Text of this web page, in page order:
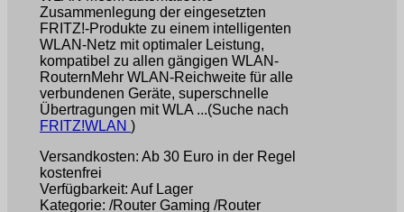
Zusammenlegung der eingesetzten
FRITZ!-Produkte zu einem intelligenten
WLAN-Netz mit optimaler Leistung,
kompatibel zu allen gängigen WLAN-
RouternMehr WLAN-Reichweite für alle
verbundenen Geräte, superschnelle
Übertragungen mit WLA ...(Suche nach
FRITZ!WLAN )
Versandkosten: Ab 30 Euro in der Regel
kostenfrei
Verfügbarkeit: Auf Lager
Kategorie: /Router Gaming /Router